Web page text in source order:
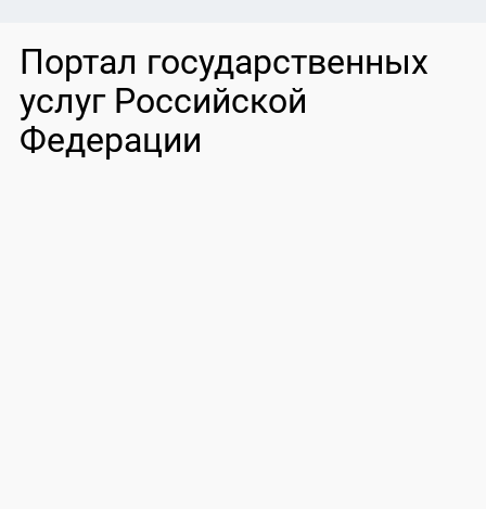
Портал государственных
услуг Российской
Федерации